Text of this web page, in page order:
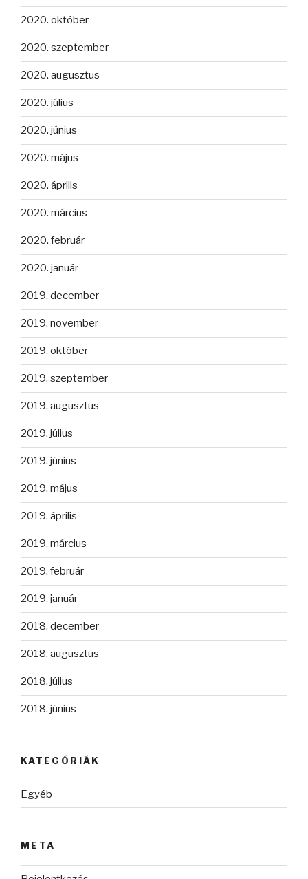
2020. október
2020. szeptember
2020. augusztus
2020. július
2020. június
2020. május
2020. április
2020. március
2020. február
2020. január
2019. december
2019. november
2019. október
2019. szeptember
2019. augusztus
2019. július
2019. június
2019. május
2019. április
2019. március
2019. február
2019. január
2018. december
2018. augusztus
2018. július
2018. június
KATEGÓRIÁK
Egyéb
META